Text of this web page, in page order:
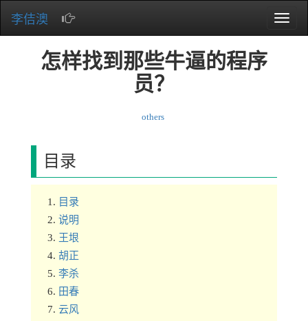
Toggle
李佶澳
怎样找到那些牛逼的程序
员？
others
目录
目录
说明
王垠
胡正
李杀
田春
云风